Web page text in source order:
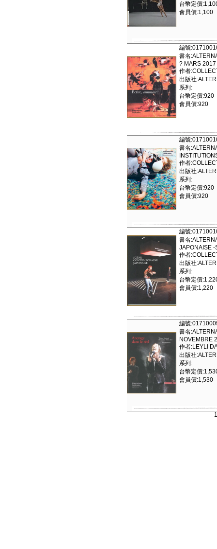
台幣定價
會員價:1,100
編號
書名
? MARS 2017
作者
出版社
系列:
台幣定價:920
會員價:920
編號
書名
作者
出版社
系列:
台幣定價:920
會員價:920
編號
書名
JAPONAISE
作者
出版社
系列:
台幣定價
會員價:1,220
編號
書名
NOVEMBRE
作者:LEYLI
出版社
系列:
台幣定價
會員價:1,530
1